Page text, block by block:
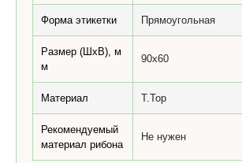
Форма этикетки Прямоугольная
Размер (ШхВ), м
м
90x60
Материал T.Top
Рекомендуемый
материал рибона
Не нужен